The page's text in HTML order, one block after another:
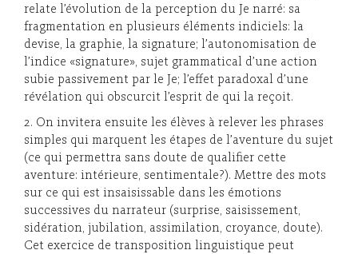
relate l’évolution de la perception du Je narré: sa
fragmentation en plusieurs éléments indiciels: la
devise, la graphie, la signature; l’autonomisation de
l’indice «signature», sujet grammatical d’une action
subie passivement par le Je; l’effet paradoxal d’une
révélation qui obscurcit l’esprit de qui la reçoit.
2. On invitera ensuite les élèves à relever les phrases
simples qui marquent les étapes de l’aventure du sujet
(ce qui permettra sans doute de qualifier cette
aventure: intérieure, sentimentale?). Mettre des mots
sur ce qui est insaisissable dans les émotions
successives du narrateur (surprise, saisissement,
sidération, jubilation, assimilation, croyance, doute).
Cet exercice de transposition linguistique peut